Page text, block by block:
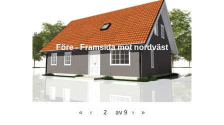
Före - Framsida mot nordväst
« ‹ av 9 › »